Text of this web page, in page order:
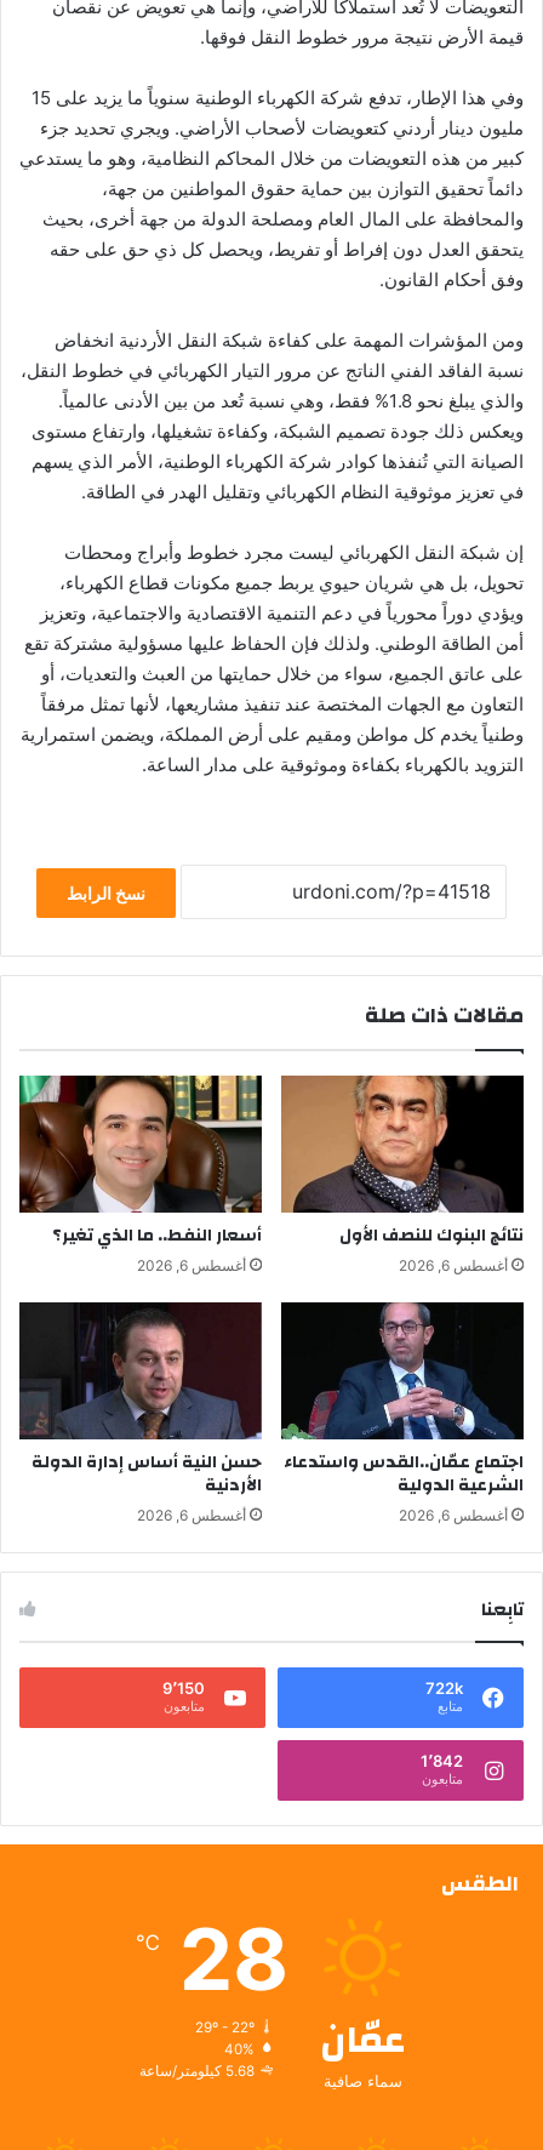
التعويضات لا تُعد استملاكاً للأراضي، وإنما هي تعويض عن نقصان
قيمة الأرض نتيجة مرور خطوط النقل فوقها.
وفي هذا الإطار، تدفع شركة الكهرباء الوطنية سنوياً ما يزيد على 15
مليون دينار أردني كتعويضات لأصحاب الأراضي. ويجري تحديد جزء
كبير من هذه التعويضات من خلال المحاكم النظامية، وهو ما يستدعي
دائماً تحقيق التوازن بين حماية حقوق المواطنين من جهة،
والمحافظة على المال العام ومصلحة الدولة من جهة أخرى، بحيث
يتحقق العدل دون إفراط أو تفريط، ويحصل كل ذي حق على حقه
وفق أحكام القانون.
ومن المؤشرات المهمة على كفاءة شبكة النقل الأردنية انخفاض
نسبة الفاقد الفني الناتج عن مرور التيار الكهربائي في خطوط النقل،
والذي يبلغ نحو 1.8% فقط، وهي نسبة تُعد من بين الأدنى عالمياً.
ويعكس ذلك جودة تصميم الشبكة، وكفاءة تشغيلها، وارتفاع مستوى
الصيانة التي تُنفذها كوادر شركة الكهرباء الوطنية، الأمر الذي يسهم
في تعزيز موثوقية النظام الكهربائي وتقليل الهدر في الطاقة.
إن شبكة النقل الكهربائي ليست مجرد خطوط وأبراج ومحطات
تحويل، بل هي شريان حيوي يربط جميع مكونات قطاع الكهرباء،
ويؤدي دوراً محورياً في دعم التنمية الاقتصادية والاجتماعية، وتعزيز
أمن الطاقة الوطني. ولذلك فإن الحفاظ عليها مسؤولية مشتركة تقع
على عاتق الجميع، سواء من خلال حمايتها من العبث والتعديات، أو
التعاون مع الجهات المختصة عند تنفيذ مشاريعها، لأنها تمثل مرفقاً
وطنياً يخدم كل مواطن ومقيم على أرض المملكة، ويضمن استمرارية
التزويد بالكهرباء بكفاءة وموثوقية على مدار الساعة.
نسخ الرابط
مقالات ذات صلة
نتائج البنوك للنصف الأول
أغسطس 6, 2026
أسعار النفط.. ما الذي تغير؟
أغسطس 6, 2026
اجتماع عمّان..القدس واستدعاء
الشرعية الدولية
أغسطس 6, 2026
حسن النية أساس إدارة الدولة
الأردنية
أغسطس 6, 2026
تابِعنا
722k
متابع
9٬150
متابعون
1٬842
متابعون
الطقس
عمّان
سماء صافية
28
℃
29º - 22º
40%
5.68 كيلومتر/ساعة